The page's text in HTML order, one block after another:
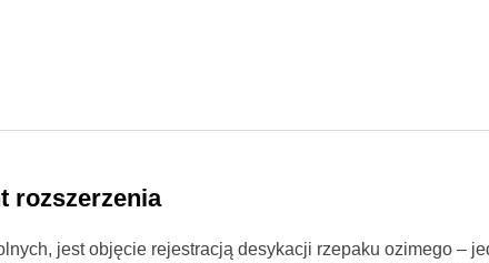
rozszerzenia
jest objęcie rejestracją desykacji rzepaku ozimego –